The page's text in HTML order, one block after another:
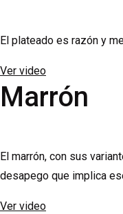
El plateado es razón y
Ver video
Marrón
El marrón, con sus
desapego que implica
Ver video